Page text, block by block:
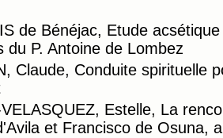
de Bénéjac, Etude
du P. Antoine de Lombez
Claude, Conduite spirituelle
VELASQUEZ, Estelle, La
et Francisco de Osuna,